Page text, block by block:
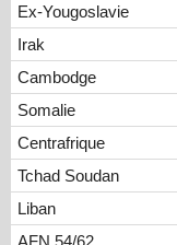
Ex-Yougoslavie
Irak
Cambodge
Somalie
Centrafrique
Tchad Soudan
Liban
AFN 54/62